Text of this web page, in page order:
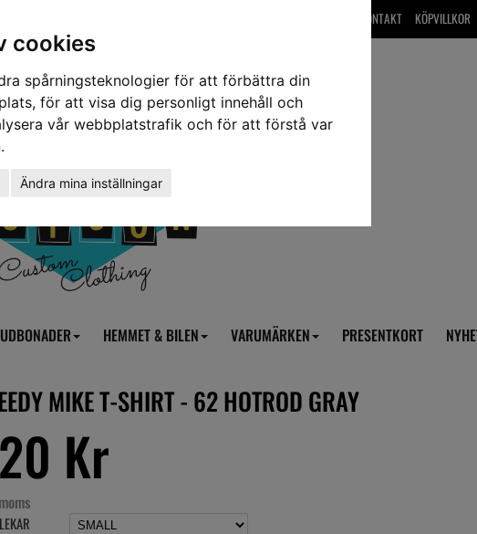
cookies
spårningsteknologier för att förbättra din
för att visa dig personligt innehåll och
vår webbplatstrafik och för att förstå var
Ändra mina inställningar
KÖPVILLKOR
OM OSS & KONTAKT
HEMMET & BILEN VARUMÄRKEN PRESENTKORT
MIKE T-SHIRT - 62 HOTROD GRAY
Kr